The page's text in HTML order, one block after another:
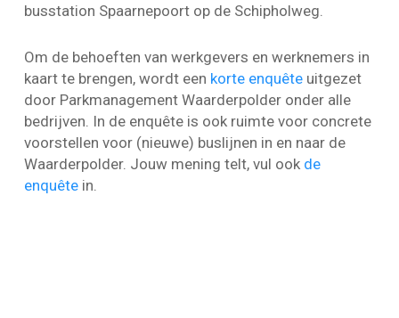
busstation Spaarnepoort op de Schipholweg.
Om de behoeften van werkgevers en werknemers in
kaart te brengen, wordt een korte enquêteuitgezet
door Parkmanagement Waarderpolder onder alle
bedrijven. In de enquête is ook ruimte voor concrete
voorstellen voor (nieuwe) buslijnen in en naar de
Waarderpolder. Jouw mening telt, vul ook de
enquêtein.